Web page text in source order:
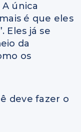
única
é que eles
Eles já se
da
os
deve fazer o